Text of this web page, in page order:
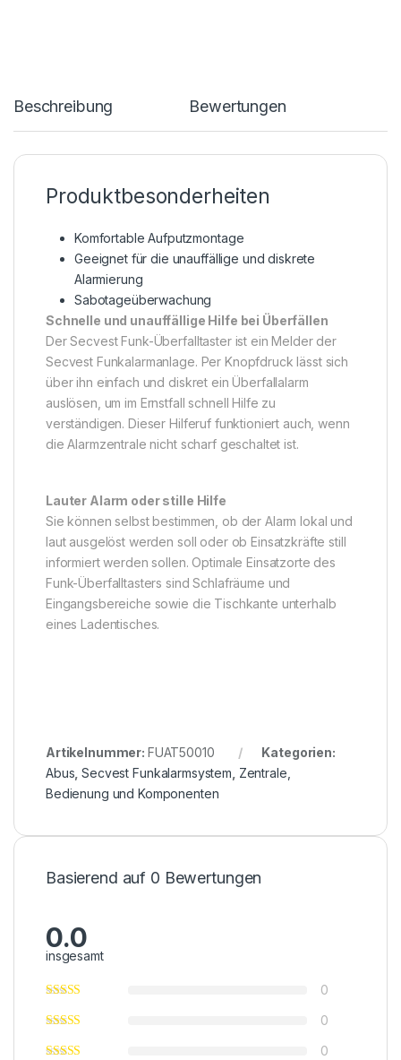
Beschreibung Bewertungen
Produktbesonderheiten
Komfortable Aufputzmontage
Geeignet für die unauffällige und diskrete
Alarmierung
Sabotageüberwachung
Schnelle und unauffällige Hilfe bei Überfällen
Der Secvest Funk-Überfalltaster ist ein Melder der
Secvest Funkalarmanlage. Per Knopfdruck lässt sich
über ihn einfach und diskret ein Überfallalarm
auslösen, um im Ernstfall schnell Hilfe zu
verständigen. Dieser Hilferuf funktioniert auch, wenn
die Alarmzentrale nicht scharf geschaltet ist.
Lauter Alarm oder stille Hilfe
Sie können selbst bestimmen, ob der Alarm lokal und
laut ausgelöst werden soll oder ob Einsatzkräfte still
informiert werden sollen. Optimale Einsatzorte des
Funk-Überfalltasters sind Schlafräume und
Eingangsbereiche sowie die Tischkante unterhalb
eines Ladentisches.
Artikelnummer: FUAT50010
Kategorien:
Abus ,Secvest Funkalarmsystem Zentrale,
Bedienung und Komponenten
Basierend auf 0 Bewertungen
0.0
insgesamt
0
0
0